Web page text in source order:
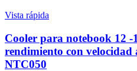
Vista rápida
Cooler para notebook 12 -
rendimiento con velocidad
NTC050